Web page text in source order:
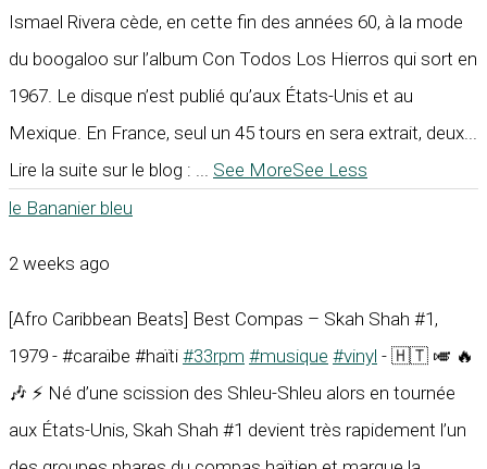
Ismael Rivera cède, en cette fin des années 60, à la mode
du boogaloo sur l’album Con Todos Los Hierros qui sort en
1967. Le disque n’est publié qu’aux États-Unis et au
Mexique. En France, seul un 45 tours en sera extrait, deux...
Lire la suite sur le blog :
See MoreSee Less
le Bananier bleu
2 weeks ago
[Afro Caribbean Beats] Best Compas – Skah Shah #1,
1979 - #caraïbe #haïti #33rpm #musique #vinyl - 🇭🇹 🎺 🔥
🎶 ⚡ Né d’une scission des Shleu-Shleu alors en tournée
aux États-Unis, Skah Shah #1 devient très rapidement l’un